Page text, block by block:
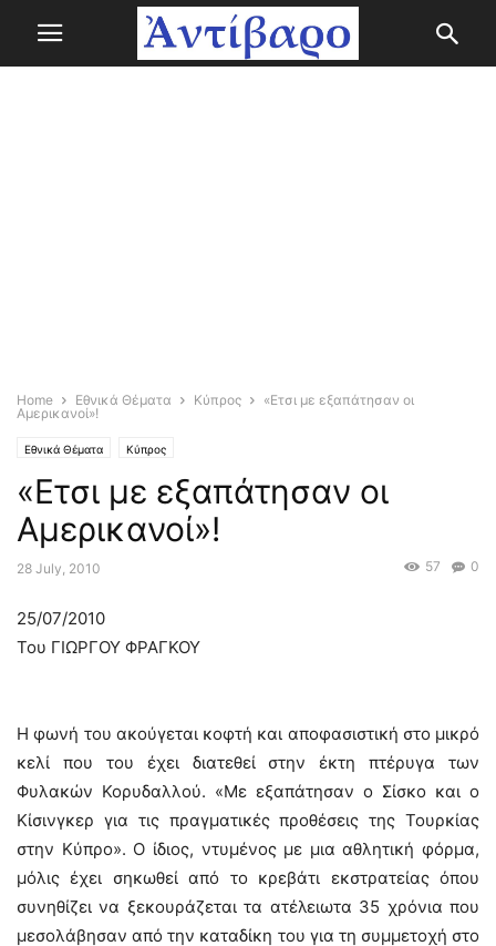
Home Εθνικά Θέματα Κύπρος
«Ετσι με εξαπάτησαν οι
Αμερικανοί»!
Εθνικά Θέματα Κύπρος
«Ετσι με εξαπάτησαν οι
Αμερικανοί»!
28 July, 2010 0
57
25/07/2010
Του ΓΙΩΡΓΟΥ ΦΡΑΓΚΟΥ
Η φωνή του ακούγεται κοφτή και αποφασιστική στο μικρό
κελί που του έχει διατεθεί στην έκτη πτέρυγα των
Φυλακών Κορυδαλλού. «Με εξαπάτησαν ο Σίσκο και ο
Κίσινγκερ για τις πραγματικές προθέσεις της Τουρκίας
στην Κύπρο». Ο ίδιος, ντυμένος με μια αθλητική φόρμα,
μόλις έχει σηκωθεί από το κρεβάτι εκστρατείας όπου
συνηθίζει να ξεκουράζεται τα ατέλειωτα 35 χρόνια που
μεσολάβησαν από την καταδίκη του για τη συμμετοχή στο